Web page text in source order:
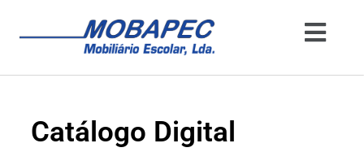
Catálogo Digital